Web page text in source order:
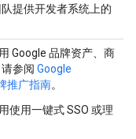
提供开发者系统上的
Google 品牌资产、商
参阅 Google
推广指南。
使用一键式 SSO 或理